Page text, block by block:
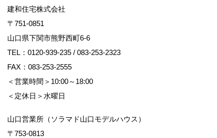
建和住宅株式会社
〒751-0851
山口県下関市熊野西町6-6
TEL： 0120-939-235 / 083-253-2323
FAX：083-253-2555
＜営業時間＞10:00～18:00
＜定休日＞水曜日
山口営業所（ソラマド山口モデルハウス）
〒753-0813